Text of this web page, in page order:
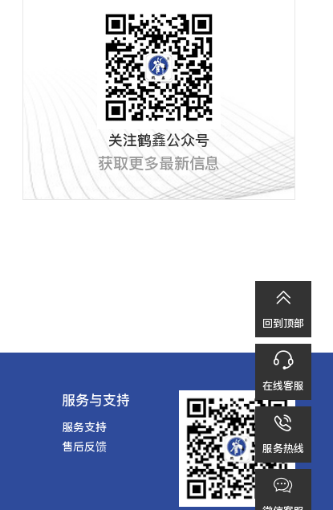
关注鹤鑫公众号
获取更多最新信息
服务与支持
服务支持
售后反馈

回到顶部

在线客服

服务热线
